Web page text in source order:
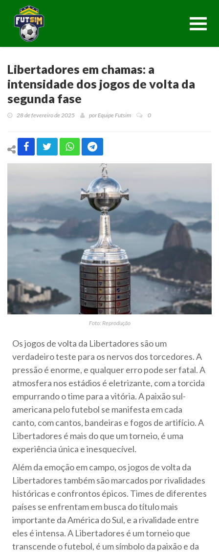
Libertadores em chamas: a
intensidade dos jogos de volta da
segunda fase
28 de fevereiro de 2025 por Equipe Futsim 0
Foto: Reprodução
Os jogos de volta da Libertadores são um
verdadeiro teste para os nervos dos torcedores. A
pressão é enorme, e qualquer erro pode ser fatal. A
atmosfera nos estádios é eletrizante, com a torcida
empurrando o time para a vitória. A paixão sul-
americana pelo futebol se manifesta em cada
canto, com cantos, bandeiras e fogos de artifício. A
Libertadores é mais do que um torneio, é uma
experiência única e inesquecível.
Além da emoção em campo, os jogos de volta da
Libertadores também são marcados por rivalidades
históricas e confrontos épicos. Times de diferentes
países se enfrentam em busca do título mais
importante da América do Sul, e a rivalidade entre
eles é intensa. A Libertadores é um torneio que
transcende o futebol, é um símbolo da paixão e da